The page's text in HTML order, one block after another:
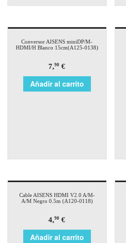
Conversor AISENS miniDP/M-
HDMI/H Blanco 15cm(A125-0138)
7,90 €
Añadir al carrito
Cable AISENS HDMI V2.0 A/M-
A/M Negro 0.5m (A120-0118)
4,90 €
Añadir al carrito